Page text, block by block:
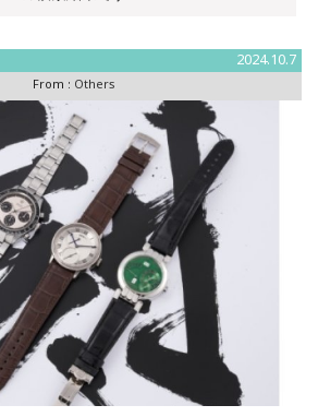
2024.10.7
From : Others